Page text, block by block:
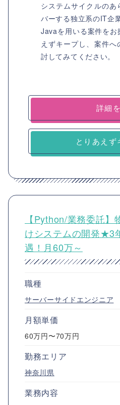
システムサイクルのあ
バーする独立系のIT企
Javaを用いる案件をお
えずキープし、案件へ
討してみてください。
詳細
とりあえず
【Python/業務委託】
けシステムの開発★3
遇！月60万～
職種
サーバーサイドエンジニア
月額単価
60万円〜70万円
勤務エリア
神奈川県
業務内容